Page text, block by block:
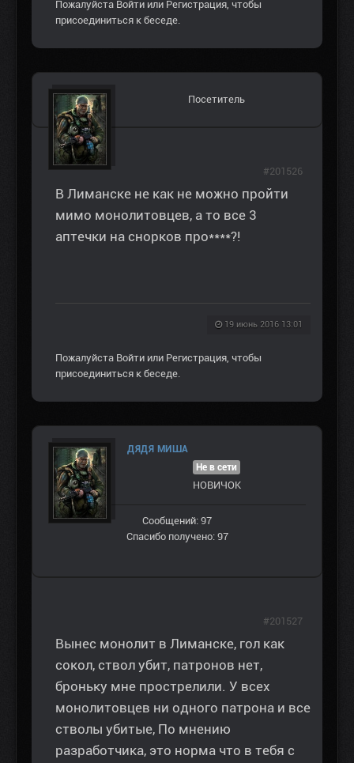
Пожалуйста Войти или Регистрация, чтобы
присоединиться к беседе.
Посетитель
В Лиманске не как не можно пройти
мимо монолитовцев, а то все 3
аптечки на снорков про****?!
19 июнь 2016 13:01
#201526
Пожалуйста Войти или Регистрация, чтобы
присоединиться к беседе.
ДЯДЯ МИША
Не в сети
НОВИЧОК
Сообщений: 97
Спасибо получено: 97
Вынес монолит в Лиманске, гол как
сокол, ствол убит, патронов нет,
броньку мне прострелили. У всех
монолитовцев ни одного патрона и все
стволы убитые, По мнению
разработчика, это норма что в тебя с
#201527